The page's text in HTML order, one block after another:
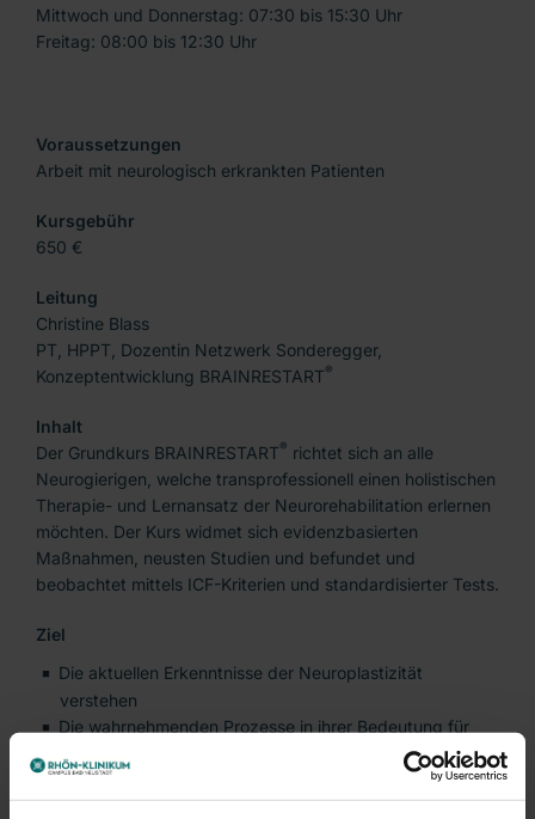
Mittwoch und Donnerstag: 07:30 bis 15:30 Uhr
Freitag: 08:00 bis 12:30 Uhr
Voraussetzungen
Arbeit mit neurologisch erkrankten Patienten
Kursgebühr
650 €
Leitung
Christine Blass
PT, HPPT, Dozentin Netzwerk Sonderegger,
Konzeptentwicklung BRAINRESTART®
Inhalt
Der Grundkurs BRAINRESTART® richtet sich an alle
Neurogierigen, welche transprofessionell einen holistischen
Therapie- und Lernansatz der Neurorehabilitation erlernen
möchten. Der Kurs widmet sich evidenzbasierten
Maßnahmen, neusten Studien und befundet und
beobachtet mittels ICF-Kriterien und standardisierter Tests.
Ziel
Die aktuellen Erkenntnisse der Neuroplastizität
verstehen
Die wahrnehmenden Prozesse in ihrer Bedeutung für
unser Leben verstehen: HOMO HAPTICUS
Verhaltensmuster des alltäglichen Lebens erkennen –
Selbstübung